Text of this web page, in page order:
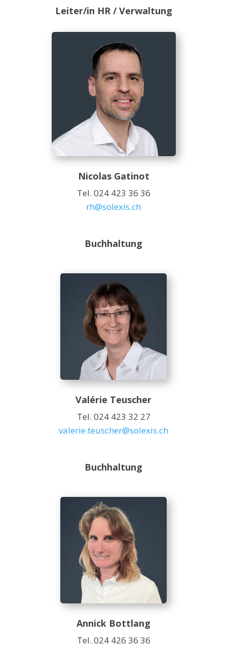
Leiter/in HR / Verwaltung
Nicolas Gatinot
Tel. 024 423 36 36
rh@solexis.ch
Buchhaltung
Valérie Teuscher
Tel. 024 423 32 27
valerie.teuscher@solexis.ch
Buchhaltung
Annick Bottlang
Tel. 024 426 36 36